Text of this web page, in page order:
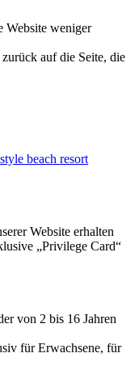
Website weniger
auf die Seite, die
beach resort
Website erhalten
„Privilege Card“
von 2 bis 16 Jahren
für Erwachsene, für